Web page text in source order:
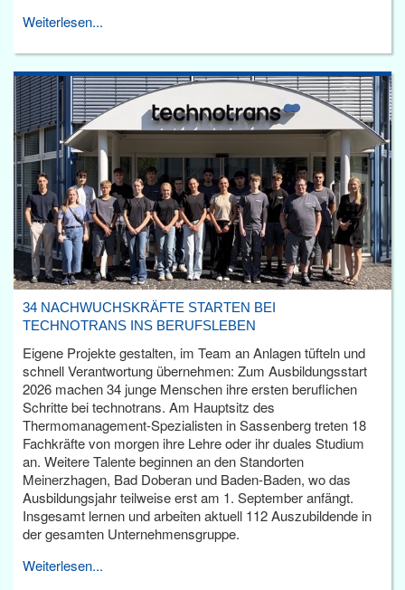
Weiterlesen...
34 NACHWUCHSKRÄFTE STARTEN BEI
TECHNOTRANS INS BERUFSLEBEN
Eigene Projekte gestalten, im Team an Anlagen tüfteln und
schnell Verantwortung übernehmen: Zum Ausbildungsstart
2026 machen 34 junge Menschen ihre ersten beruflichen
Schritte bei technotrans. Am Hauptsitz des
Thermomanagement-Spezialisten in Sassenberg treten 18
Fachkräfte von morgen ihre Lehre oder ihr duales Studium
an. Weitere Talente beginnen an den Standorten
Meinerzhagen, Bad Doberan und Baden-Baden, wo das
Ausbildungsjahr teilweise erst am 1. September anfängt.
Insgesamt lernen und arbeiten aktuell 112 Auszubildende in
der gesamten Unternehmensgruppe.
Weiterlesen...